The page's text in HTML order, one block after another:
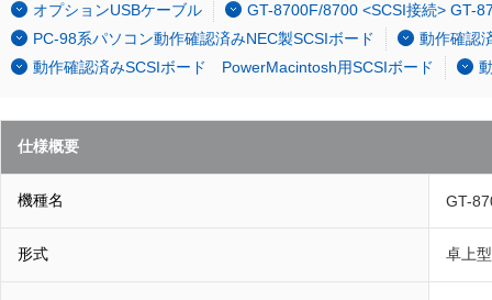
オプションUSBケーブル
GT-8700F/8700 <SCSI接続> GT-
PC-98系パソコン動作確認済みNEC製SCSIボード
動作確認
動作確認済みSCSIボード PowerMacintosh用SCSIボード
仕様概要
機種名 GT-
形式 卓上